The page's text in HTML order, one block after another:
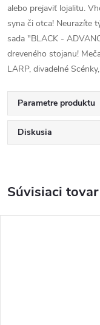
alebo prejaviť lojalitu.
syna či otca! Neurazíte
sada "BLACK -
dreveného stojanu!
LARP, divadelné
Parametre produktu
Diskusia
Súvisiaci tovar